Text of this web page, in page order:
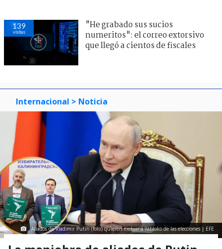
139
visitas
"He grabado sus sucios
numeritos": el correo extorsivo
que llegó a cientos de fiscales
Internacional > Noticia
Aliados de Vladimir Putin (foto) quieren excluir a Yábloko de las elecciones | EFE